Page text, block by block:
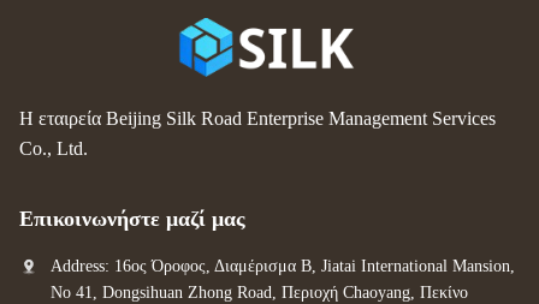
Η εταιρεία Beijing Silk Road Enterprise Management Services
Co., Ltd.
Επικοινωνήστε μαζί μας
Address: 16ος Όροφος, Διαμέρισμα Β, Jiatai International Mansion,
No 41, Dongsihuan Zhong Road, Περιοχή Chaoyang, Πεκίνο